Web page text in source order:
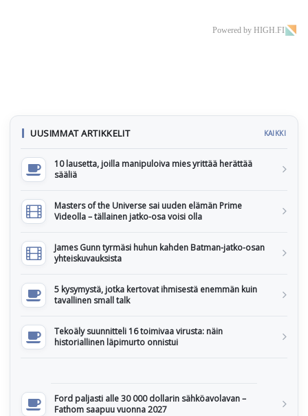
Powered by HIGH.FI
UUSIMMAT ARTIKKELIT KAIKKI
10 lausetta, joilla manipuloiva mies yrittää herättää
sääliä
Masters of the Universe sai uuden elämän Prime
Videolla – tällainen jatko-osa voisi olla
James Gunn tyrmäsi huhun kahden Batman-jatko-osan
yhteiskuvauksista
5 kysymystä, jotka kertovat ihmisestä enemmän kuin
tavallinen small talk
Tekoäly suunnitteli 16 toimivaa virusta: näin
historiallinen läpimurto onnistui
Ford paljasti alle 30 000 dollarin sähköavolavan –
Fathom saapuu vuonna 2027